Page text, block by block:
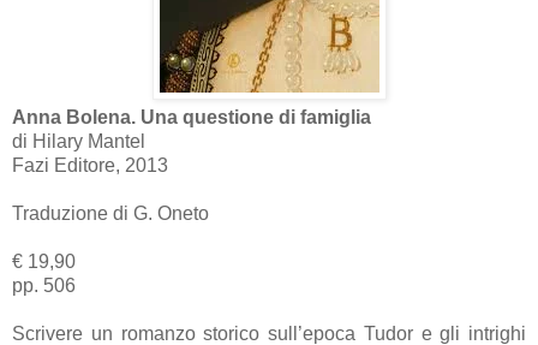
Anna Bolena. Una questione di famiglia
di Hilary Mantel
Fazi Editore, 2013
Traduzione di G. Oneto
€ 19,90
pp. 506
Scrivere un romanzo storico sull’epoca Tudor e gli intrighi